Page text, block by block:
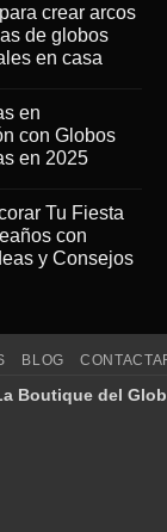
crear arcos
de globos
en casa
en
con Globos
en 2025
Tu Fiesta
con
y Consejos
BLOG
Boutique del